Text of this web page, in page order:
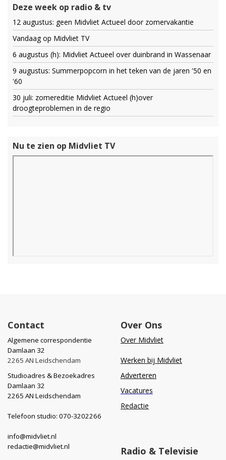
Deze week op radio & tv
12 augustus: geen Midvliet Actueel door zomervakantie
Vandaag op Midvliet TV
6 augustus (h): Midvliet Actueel over duinbrand in Wassenaar
9 augustus: Summerpopcorn in het teken van de jaren '50 en
'60
30 juli: zomereditie Midvliet Actueel (h)over
droogteproblemen in de regio
Nu te zien op Midvliet TV
Contact
Algemene correspondentie
Damlaan 32
2265 AN Leidschendam
Studioadres & Bezoekadres
Damlaan 32
2265 AN Leidschendam
Telefoon studio: 070-3202266
info@midvliet.nl
redactie@midvliet.nl
Over Ons
Over Midvliet
Werken bij Midvliet
Adverteren
Vacatures
Redactie
Radio & Televisie